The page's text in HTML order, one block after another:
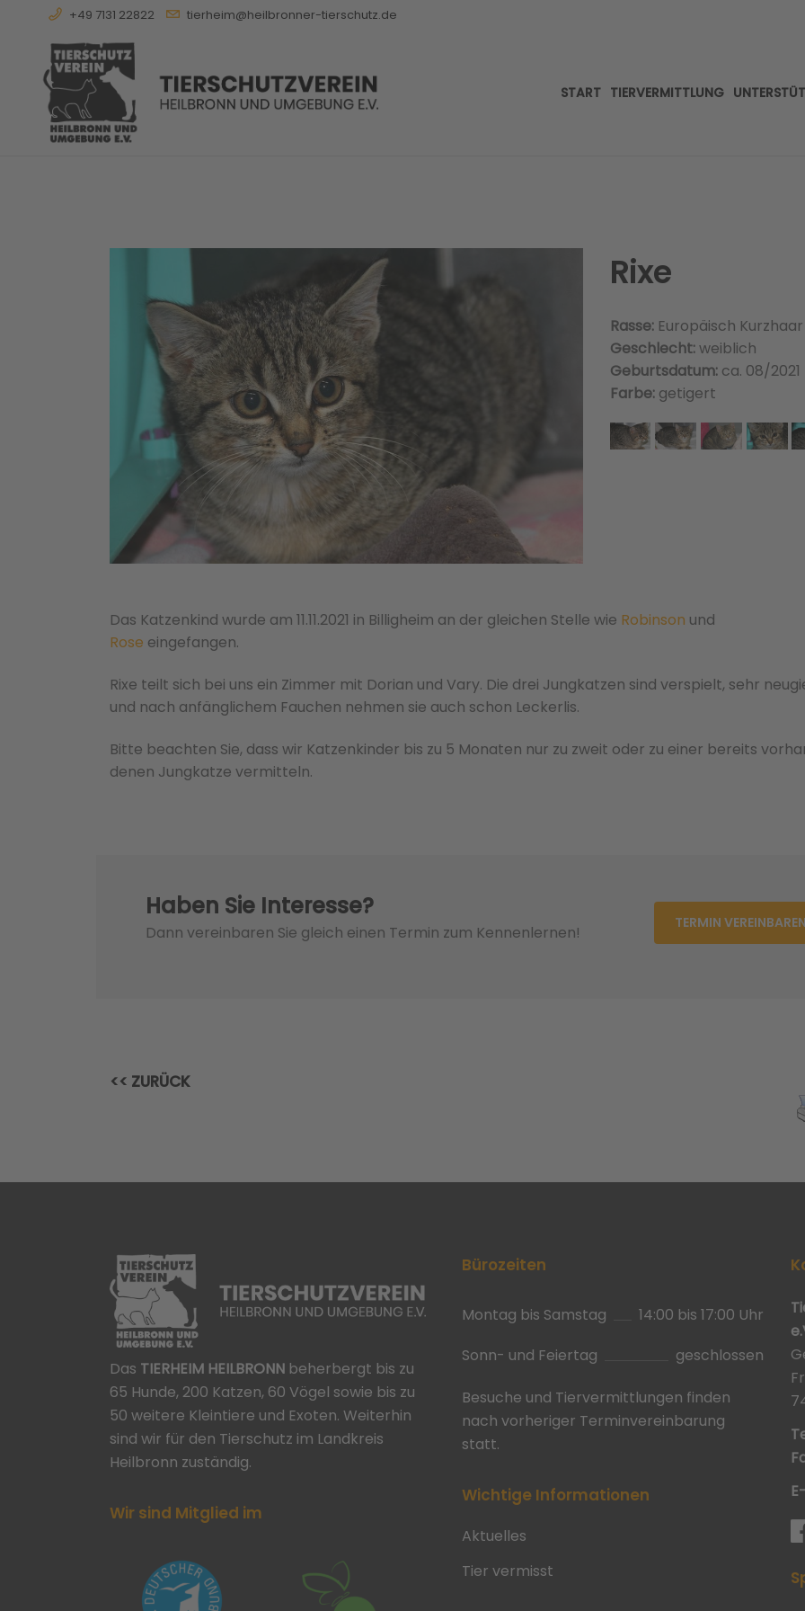
+49 7131 22822 tierheim@heilbronner-tierschutz.de
START TIERVERMITTLUNG
Rixe
Rasse: Europäisch Kurzhaar
Geschlecht:weiblich
Geburtsdatum:ca. 08/2021
Farbe: getigert
Das Katzenkind wurde am 11.11.2021 in Billigheim an der gleichen Stelle wie Robinson und
Rose eingefangen.
Rixe teilt sich bei uns ein Zimmer mit Dorian und Vary. Die drei Jungkatzen sind verspielt, sehr
und nach anfänglichem Fauchen nehmen sie auch schon Leckerlis.
Bitte beachten Sie, dass wir Katzenkinder bis zu 5 Monaten nur zu zweit oder zu einer bere­its
de­nen Jungkatze ver­mit­teln.
Haben Sie Interesse?
Dann vereinbaren Sie gleich einen Termin zum Kennenlernen! TERMIN
<< ZURÜCK
Das TIERHEIM HEILBRONN beherbergt bis zu
65 Hunde, 200 Katzen, 60 Vögel sowie bis zu
50 weitere Kleintiere und Exoten. Weiterhin
sind wir für den Tierschutz im Landkreis
Heilbronn zuständig.
Wir sind Mitglied im
Bürozeiten
Montag bis Samstag
14:00 bis 17:00 Uhr
Sonn- und Feiertag
geschlossen
Besuche und Tiervermittlungen finden
nach vorheriger Terminvereinbarung
statt.
Wichtige Informationen
Aktuelles
Tier vermisst